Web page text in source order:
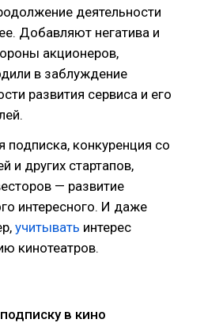
деятельности
Добавляют негатива и
акционеров,
в заблуждение
развития сервиса и его
подписка, конкуренция со
и других стартапов,
— развитие
интересного. И даже
учитывать интерес
кинотеатров.
в кино